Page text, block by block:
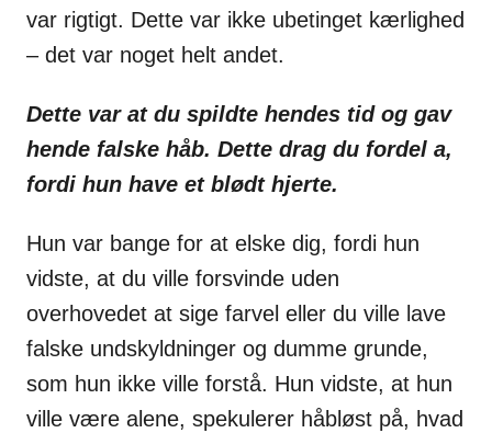
var rigtigt. Dette var ikke ubetinget kærlighed
– det var noget helt andet.
Dette var at du spildte hendes tid og gav
hende falske håb. Dette drag du fordel a,
fordi hun have et blødt hjerte.
Hun var bange for at elske dig, fordi hun
vidste, at du ville forsvinde uden
overhovedet at sige farvel eller du ville lave
falske undskyldninger og dumme grunde,
som hun ikke ville forstå. Hun vidste, at hun
ville være alene, spekulerer håbløst på, hvad